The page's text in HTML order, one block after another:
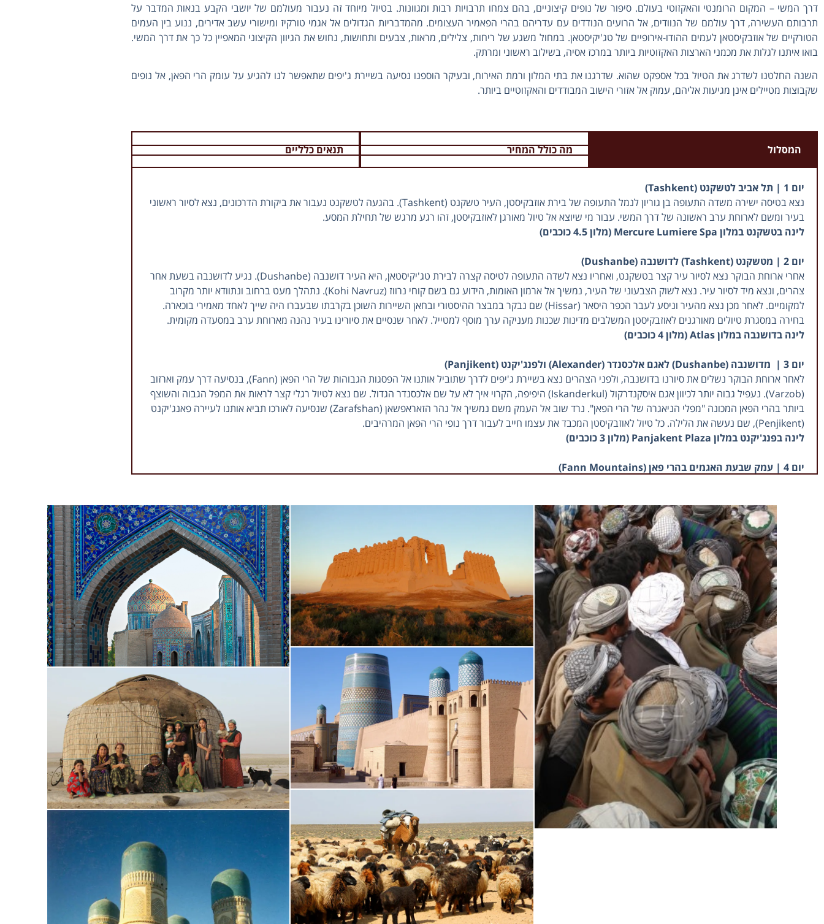
דרך המשי – המקום הרומנטי והאקזוטי בעולם. סיפור של נופים קיצוניים, בהם צמחו תרבויות רבות ומגוונות. בטיול מיוחד זה נעבור מעולמם של יושבי הקבע בנאות המדבר על
תרבותם העשירה, דרך עולמם של הנוודים, אל הרועים הנודדים עם עדריהם בהרי הפאמיר העצומים. מהמדבריות הגדולים אל אגמי טורקיז ומישורי עשב אדירים, ננוע בין העמים
הטורקיים של אוזבקיסטאן לעמים ההודו-אירופיים של טג'יקיסטאן. במחול משגע של ריחות, צלילים, מראות, צבעים ותחושות, נחוש את הגיוון הקיצוני המאפיין כל כך את דרך המשי.
בואו איתנו לגלות את מכמני הארצות האקזוטיות ביותר במרכז אסיה, בשילוב ראשוני ומרתק.
השנה החלטנו לשדרג את הטיול בכל אספקט שהוא. שדרגנו את בתי המלון ורמת האירוח, ובעיקר הוספנו נסיעה בשיירת ג'יפים שתאפשר לנו להגיע על עומק הרי הפאן, אל נופים
שקבוצות מטיילים אינן מגיעות אליהם, עמוק אל אזורי הישוב המבודדים והאקזוטיים ביותר.
המסלול מה כולל המחיר תנאים כלליים
יום 1 | תל אביב לטשקנט (Tashkent)
נצא בטיסה ישירה משדה התעופה בן גוריון לנמל התעופה של בירת אוזבקיסטן, העיר טשקנט (Tashkent). בהגעה לטשקנט נעבור את ביקורת הדרכונים, נצא לסיור ראשוני
בעיר ומשם לארוחת ערב ראשונה של דרך המשי. עבור מי שיוצא אל טיול מאורגן לאוזבקיסטן, זהו רגע מרגש של תחילת המסע.
לינה בטשקנט במלון Mercure Lumiere Spa (מלון 4.5 כוכבים)
יום 2 | מטשקנט (Tashkent) לדושנבה (Dushanbe)
אחרי ארוחת הבוקר נצא לסיור עיר קצר בטשקנט, ואחריו נצא לשדה התעופה לטיסה קצרה לבירת טג'יקיסטאן, היא העיר דושנבה (Dushanbe). נגיע לדושנבה בשעת אחר
צהרים, ונצא מיד לסיור עיר. נצא לשוק הצבעוני של העיר, נמשיך אל ארמון האומות, הידוע גם בשם קוחי נרווז (Kohi Navruz). נתהלך מעט ברחוב ונתוודא יותר מקרוב
למקומיים. לאחר מכן נצא מהעיר וניסע לעבר הכפר היסאר (Hissar) שם נבקר במבצר ההיסטורי ובחאן השיירות השוכן בקרבתו שבעברו היה שייך לאחד מאמירי בוכארה.
בחירה במסגרת טיולים מאורגנים לאוזבקיסטן המשלבים מדינות שכנות מעניקה ערך מוסף למטייל. לאחר שנסיים את סיורינו בעיר נהנה מארוחת ערב במסעדה מקומית.
לינה בדושנבה במלון Atlas (מלון 4 כוכבים)
יום 3 | מדושנבה (Dushanbe) לאגם אלכסנדר (Alexander) ולפנג'יקנט (Panjikent)
לאחר ארוחת הבוקר נשלים את סיורנו בדושנבה, ולפני הצהרים נצא בשיירת ג'יפים לדרך שתוביל אותנו אל הפסגות הגבוהות של הרי הפאן (Fann), בנסיעה דרך עמק וארזוב
(Varzob). נעפיל גבוה יותר לכיוון אגם איסקנדרקול (Iskanderkul) היפיפה, הקרוי איך לא על שם אלכסנדר הגדול. שם נצא לטיול רגלי קצר לראות את המפל הגבוה והשוצף
ביותר בהרי הפאן המכונה "מפלי הניאגרה של הרי הפאן". נרד שוב אל העמק משם נמשיך אל נהר הזאראפשאן (Zarafshan) שנסיעה לאורכו תביא אותנו לעיירה פאנג'יקנט
(Penjikent), שם נעשה את הלילה. כל טיול לאוזבקיסטן המכבד את עצמו חייב לעבור דרך נופי הרי הפאן המרהיבים.
לינה בפנג'יקנט במלון Panjakent Plaza (מלון 3 כוכבים)
יום 4 | עמק שבעת האגמים בהרי פאן (Fann Mountains)
לביקור באתר אונסק"ו סארזם (Sarezm), אתר ארכיאולוגי מרשים ביותר, החושף ממצאים בני כ-6,000 שנים, שכן פנג'יקנט בעבר היתה תחנה בדרכי המשי העתיקות. בסיומו
של יום זה, נשוב לפנג'יקנט ללינה. מי שמחפש טיולים לאוזבקיסטן יגלה כי החיבור לטג'יקיסטן מעשיר את החוויה.
לינה בפנג'יקנט
נצא בנסיעת נוף מפנג'יקנט, לאורך עמק זאראפשאן (Zarafshan) אל נקודת הגבול שבין טג'יקיסטן לאוזבקיסטן. נמשיך בנסיעה אל נווה המדבר הידוע סמרקנד
(Samarkand), בירתה של האימפריה הטימורידית, ואחת הערים היפות בכל מרכז אסיה כולה. בהגעה לסמרקנד נצא לסיור בעיר. נבקר במוזיאון אפרוסיאב (Afrosiab
Museum) וברובע היהודי ובבית הקברות הצמוד אליו. נמשיך ונבקר במפעלים ביתיים ליצירת נייר ושטיחים בשיטות מסורתיות שלא ראו שינוי זה מאות בשנים. בתום היום
נגיע למלון ונצא לארוחת ערב באחת ממסעדות העיר. עבור המטיילים, טיול מאורגן לאוזבקיסטן מגיע לשיאו כאן.
לינה בסמרקנד במלון Zarafshan Parkside (מלון 4 כוכבים)
צא אל כיכר הרגיסטאן (Registan), המהווה דוגמא ומופת לארכיטקטורה האוזבקית. נבקר במדרסות העתיקות המרכיבות קומפלקס ונבנו במאה ה-15 לספירה והמאה ה-17.
נמשיך אל המבנים המקיפים את הכיכר, כמו טילה קורי (Tilla-Kori) ושר דור (Sher Dor). נמשיך אל המסגד העצום ביבי חאנום (Bibi Khanum), ומשם אל מצפה הכוכבים
הידוע של אולוג-בק, המהווה עדות לחשיבות העצומה של מדעי האסטרונומיה בעולם המוסלמי. נמשיך את סיורנו בין מבניה המיוחדים של העיר ונחוש ולו לרגע קט כאילו
חזרנו בזמן מאות שנים אחורה. נעלה אל אתר הקבורה המלכותי המכונה "המת חי" שאחי זינדה (Shahi-Zinda), נבקר בשוק המקומי האקזוטי, ונמשיך ללינה במלוננו
בסמרקנד. אין טיול לאוזבקיסטן שלם ללא ביקור מעמיק בסמרקנד האגדית
לינה בסמרקנד
אחרי ארוחת הבוקר נצא אל תחנת הרכבת לנסיעה ברכבת מהירה (09:15-10:58) מסמרקנד לבוכארה (Bukhara), אחת הערים הקסומות והאקזוטיות ביותר בעולם, שהיוותה
אחד ממרכזי האסלאם החשובים ביותר במאה ה-10, ומהווה את מרכזה הרוחני של אוזבקיסטן משך מאות שנים. העיר נחשבת לאחת הערים העתיקות השמורות בעולם, עיר
שכל סמטה בה היא מנהרת זמן המובילה לעולמות עתיקים וקסומים. בהגעה לבוכארה נצא לבקר במאוזוליאום של איסמאיל סאמאני (Ismail Samani), אחד המבנים
החשובים ביותר מבחינה ארכיטקטונית על כל דרך המשי. טיולים לאוזבקיסטן מציעים הצצה להיסטוריה חיה ונושמת. משם נמשיך אל באר איוב (Chasma Ayub), המקום בו
על פי המסורת היכה איוב התנכ"י במקלו באדמה, ממנה פרצו מים. נמשיך אל מצודת העיר (Citadel Ark) שהיוותה את ארמונו המרכזי של האמיר של בוכארה, ואל המוזיאון